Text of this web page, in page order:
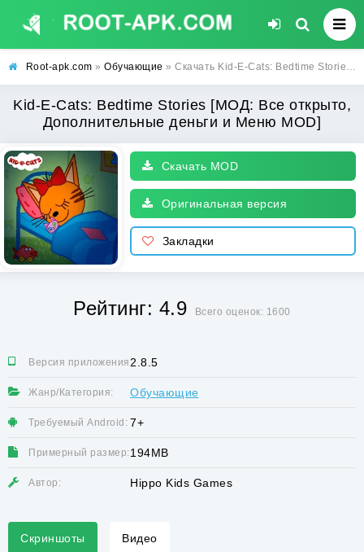
Root-apk.com » Обучающие » Скачать Kid-E-Cats: Bedtime Stories [МОД: Все открыто, Дополнительные деньги и Меню MOD] | Взлом Kid-E-Cats: Bedtime Stories на Андроид
Kid-E-Cats: Bedtime Stories [МОД: Все открыто,
Дополнительные деньги и Меню MOD]
Скачать MOD
Оригинальная версия
Закладки
Рейтинг: 4.9 Всего оценок: 1600
Версия приложения:2.8.5
Жанр/Категория: Обучающие
Требуемый Android: 7+
Примерный размер: 194MB
Автор: Hippo Kids Games
Скриншоты Видео